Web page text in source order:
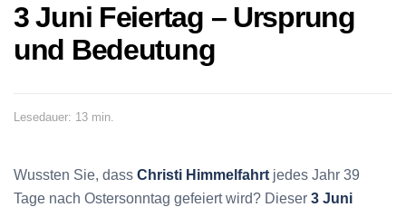
3 Juni Feiertag – Ursprung
und Bedeutung
Lesedauer: 13 min.
Wussten Sie, dass Christi Himmelfahrt jedes Jahr 39
Tage nach Ostersonntag gefeiert wird? Dieser 3 Juni